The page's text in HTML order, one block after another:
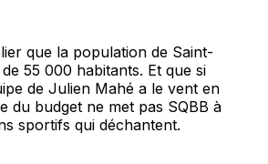
que la population de Saint-
55 000 habitants. Et que si
de Julien Mahé a le vent en
du budget ne met pas SQBB à
sportifs qui déchantent.